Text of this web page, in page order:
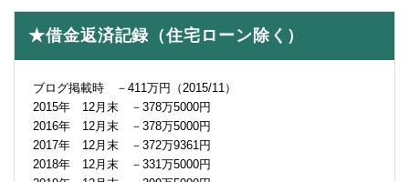
★借金返済記録（住宅ローン除く）
ブログ掲載時 －411万円（2015/11）
2015年 12月末 －378万5000円
2016年 12月末 －378万5000円
2017年 12月末 －372万9361円
2018年 12月末 －331万5000円